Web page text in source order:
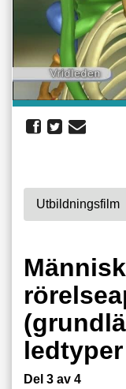
Utbildningsfilm
ledtyper
Del 3 av 4